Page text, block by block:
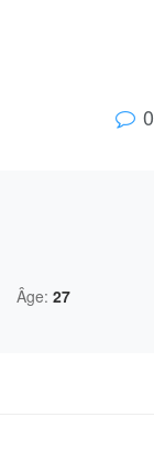
0
Âge: 27